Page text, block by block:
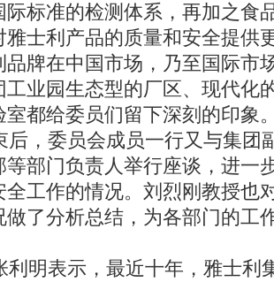
际标准的检测体系，再加之食
雅士利产品的质量和安全提供
品牌在中国市场，乃至国际市
工业园生态型的厂区、现代化
室都给委员们留下深刻的印象
，委员会成员一行又与集团
等部门负责人举行座谈，进一
全工作的情况。刘烈刚教授也
做了分析总结，为各部门的工
明表示，最近十年，雅士利